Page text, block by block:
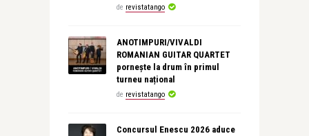
de revistatango
ANOTIMPURI/VIVALDI
ROMANIAN GUITAR QUARTET
pornește la drum în primul
turneu național
de revistatango
Concursul Enescu 2026 aduce